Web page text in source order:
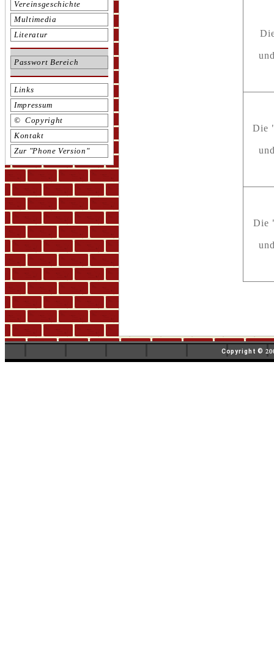
Vereinsgeschichte
Multimedia
Literatur
Passwort Bereich
Links
Impressum
© Copyright
Kontakt
Zur "Phone Version"
Die
Die